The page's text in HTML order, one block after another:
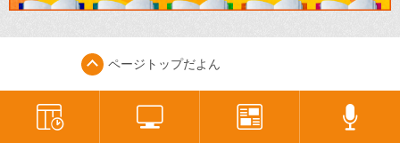
ページトップだよん